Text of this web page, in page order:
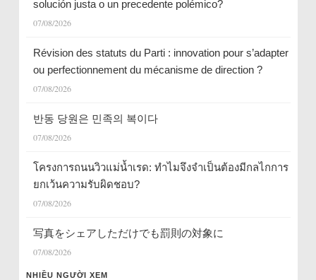
solución justa o un precedente polémico?
07/08/2026
Révision des statuts du Parti : innovation pour s’adapter
ou perfectionnement du mécanisme de direction ?
07/08/2026
반동 당원은 민족의 복이다
07/08/2026
โครงการถนนวิวแม่น้ำเรด: ทำไมจึงจำเป็นต้องมีกลไกการ
ยกเว้นความรับผิดชอบ?
07/08/2026
写真をシェアしただけでも罰則の対象に
07/08/2026
NHIỀU NGƯỜI XEM